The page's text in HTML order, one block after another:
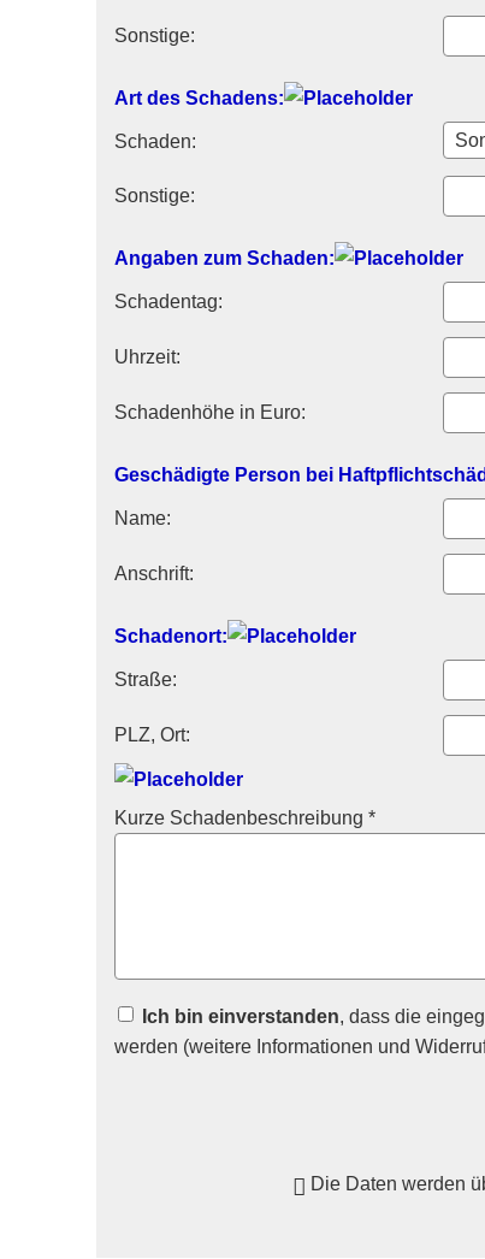
Sonstige:
Art des Schadens:
Schaden:
Sonstige:
Angaben zum Schaden:
Schadentag:
Uhrzeit:
Schadenhöhe in Euro:
Geschädigte Person bei
Name:
Anschrift:
Schadenort:
Straße:
PLZ, Ort:
Kurze Schadenbeschreibung *
Ich bin einverstanden, dass die
werden (weitere Informationen und
Die Daten werden